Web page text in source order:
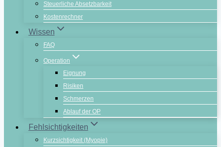
Steuerliche Absetzbarkeit
Kostenrechner
Wissen
FAQ
Operation
Eignung
Risiken
Schmerzen
Ablauf der OP
Fehlsichtigkeiten
Kurzsichtigkeit (Myopie)